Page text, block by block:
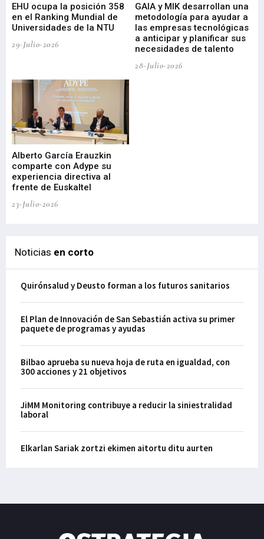
EHU ocupa la posición 358
en el Ranking Mundial de
Universidades de la NTU
29-Julio-2026
GAIA y MIK desarrollan una
metodología para ayudar a
las empresas tecnológicas
a anticipar y planificar sus
necesidades de talento
28-Julio-2026
Alberto García Erauzkin
comparte con Adype su
experiencia directiva al
frente de Euskaltel
23-Julio-2026
Noticias en corto
Quirónsalud y Deusto forman a los futuros sanitarios
El Plan de Innovación de San Sebastián activa su primer
paquete de programas y ayudas
Bilbao aprueba su nueva hoja de ruta en igualdad, con
300 acciones y 21 objetivos
JiMM Monitoring contribuye a reducir la siniestralidad
laboral
Elkarlan Sariak zortzi ekimen aitortu ditu aurten